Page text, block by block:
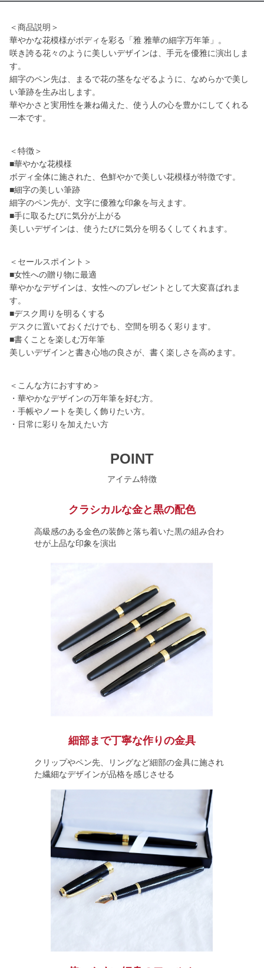
＜商品説明＞
華やかな花模様がボディを彩る「雅 雅華の細字万年筆」。
咲き誇る花々のように美しいデザインは、手元を優雅に演出しま
す。
細字のペン先は、まるで花の茎をなぞるように、なめらかで美し
い筆跡を生み出します。
華やかさと実用性を兼ね備えた、使う人の心を豊かにしてくれる
一本です。
＜特徴＞
■華やかな花模様
ボディ全体に施された、色鮮やかで美しい花模様が特徴です。
■細字の美しい筆跡
細字のペン先が、文字に優雅な印象を与えます。
■手に取るたびに気分が上がる
美しいデザインは、使うたびに気分を明るくしてくれます。
＜セールスポイント＞
■女性への贈り物に最適
華やかなデザインは、女性へのプレゼントとして大変喜ばれま
す。
■デスク周りを明るくする
デスクに置いておくだけでも、空間を明るく彩ります。
■書くことを楽しむ万年筆
美しいデザインと書き心地の良さが、書く楽しさを高めます。
＜こんな方におすすめ＞
・華やかなデザインの万年筆を好む方。
・手帳やノートを美しく飾りたい方。
・日常に彩りを加えたい方
POINT
アイテム特徴
クラシカルな金と黒の配色
高級感のある金色の装飾と落ち着いた黒の組み合わ
せが上品な印象を演出
細部まで丁寧な作りの金具
クリップやペン先、リングなど細部の金具に施され
た繊細なデザインが品格を感じさせる